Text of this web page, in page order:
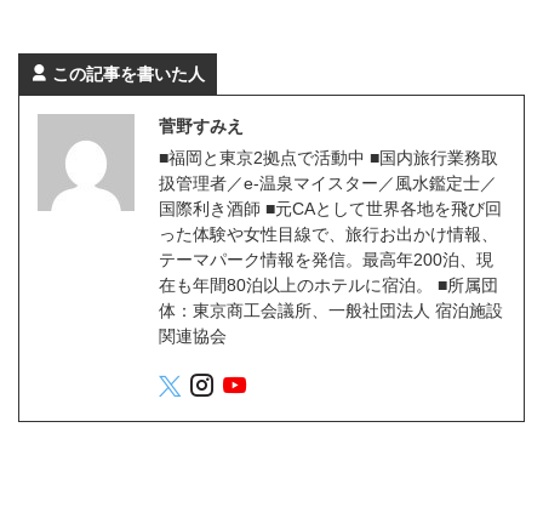
この記事を書いた人
菅野すみえ
■福岡と東京2拠点で活動中 ■国内旅行業務取
扱管理者／e-温泉マイスター／風水鑑定士／
国際利き酒師 ■元CAとして世界各地を飛び回
った体験や女性目線で、旅行お出かけ情報、
テーマパーク情報を発信。最高年200泊、現
在も年間80泊以上のホテルに宿泊。 ■所属団
体：東京商工会議所、一般社団法人 宿泊施設
関連協会